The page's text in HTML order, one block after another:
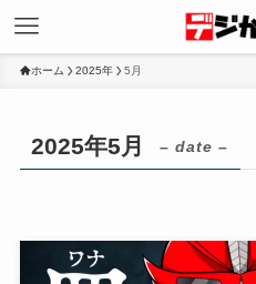
ホーム 2025年 5月
2025年5月 – date –